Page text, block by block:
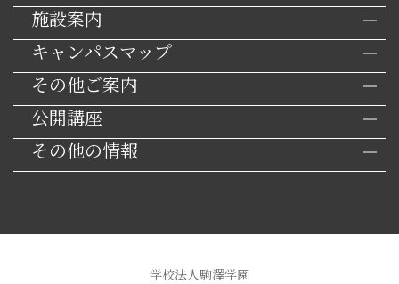
施設案内
キャンパスマップ
その他ご案内
公開講座
その他の情報
学校法人駒澤学園